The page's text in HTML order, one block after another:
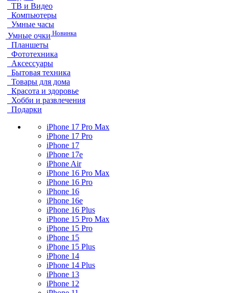
ТВ и Видео
Компьютеры
Умные часы
Умные очки Новинка
Планшеты
Фототехника
Аксессуары
Бытовая техника
Товары для дома
Красота и здоровье
Хобби и развлечения
Подарки
iPhone 17 Pro Max
iPhone 17 Pro
iPhone 17
iPhone 17e
iPhone Air
iPhone 16 Pro Max
iPhone 16 Pro
iPhone 16
iPhone 16e
iPhone 16 Plus
iPhone 15 Pro Max
iPhone 15 Pro
iPhone 15
iPhone 15 Plus
iPhone 14
iPhone 14 Plus
iPhone 13
iPhone 12